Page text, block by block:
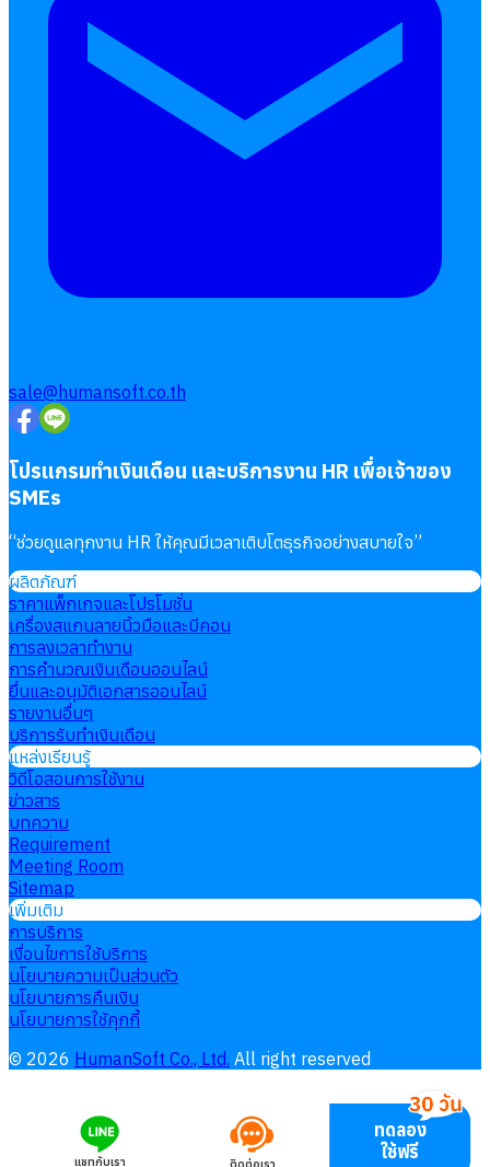
Follow
sale@humansoft.co.th
โปรแกรมทำเงินเดือน และบริการงาน HR เพื่อเจ้าของ
SMEs
“ช่วยดูแลทุกงาน HR ให้คุณมีเวลาเติบโตธุรกิจอย่างสบายใจ”
ผลิตภัณฑ์
ราคาแพ็กเกจและโปรโมชั่น
เครื่องสแกนลายนิ้วมือและบีคอน
การลงเวลาทำงาน
การคำนวณเงินเดือนออนไลน์
ยื่นและอนุมัติเอกสารออนไลน์
รายงานอื่นๆ
บริการรับทำเงินเดือน
แหล่งเรียนรู้
วิดีโอสอนการใช้งาน
ข่าวสาร
บทความ
Requirement
Meeting Room
Sitemap
เพิ่มเติม
การบริการ
เงื่อนไขการใช้บริการ
นโยบายความเป็นส่วนตัว
นโยบายการคืนเงิน
นโยบายการใช้คุกกี้
© 2026 HumanSoft Co., Ltd. All right reserved
แชทกับเรา ติดต่อเรา
ทดลอง
ใช้ฟรี